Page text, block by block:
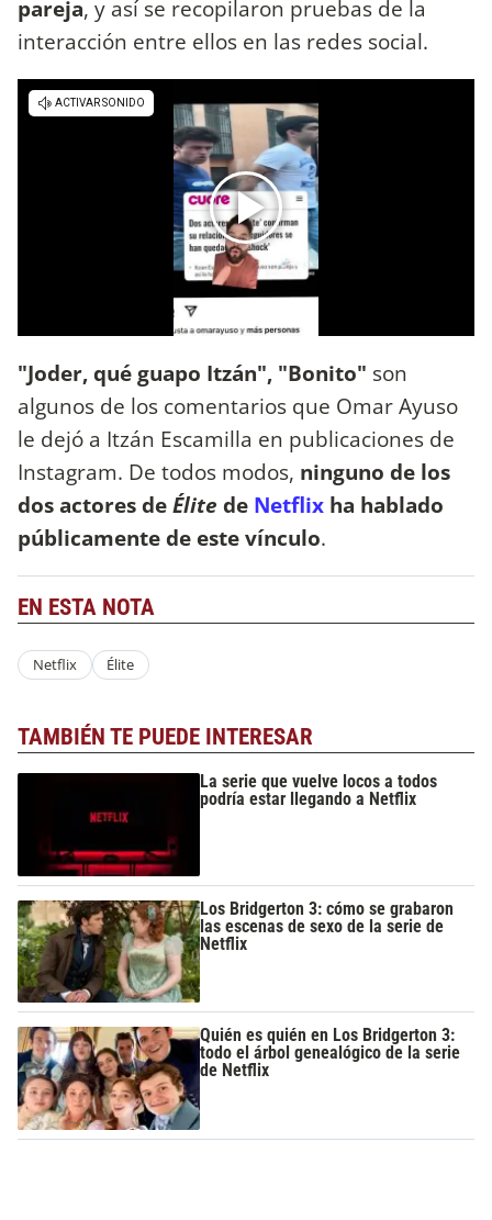
pareja, y así se recopilaron pruebas de la
interacción entre ellos en las redes social.
"Joder, qué guapo Itzán", "Bonito" son
algunos de los comentarios que Omar Ayuso
le dejó a Itzán Escamilla en publicaciones de
Instagram. De todos modos, ninguno de los
dos actores deÉlite de Netflix ha hablado
públicamente de este vínculo.
EN ESTA NOTA
Netflix Élite
TAMBIÉN TE PUEDE INTERESAR
La serie que vuelve locos a todos
podría estar llegando a Netflix
Los Bridgerton 3: cómo se grabaron
las escenas de sexo de la serie de
Netflix
Quién es quién en Los Bridgerton 3:
todo el árbol genealógico de la serie
de Netflix